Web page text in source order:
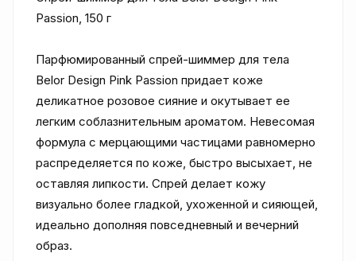
Passion, 150 г
Парфюмированный спрей-шиммер для тела
Belor Design Pink Passion придает коже
деликатное розовое сияние и окутывает ее
легким соблазнительным ароматом. Невесомая
формула с мерцающими частицами равномерно
распределяется по коже, быстро высыхает, не
оставляя липкости. Спрей делает кожу
визуально более гладкой, ухоженной и сияющей,
идеально дополняя повседневный и вечерний
образ.